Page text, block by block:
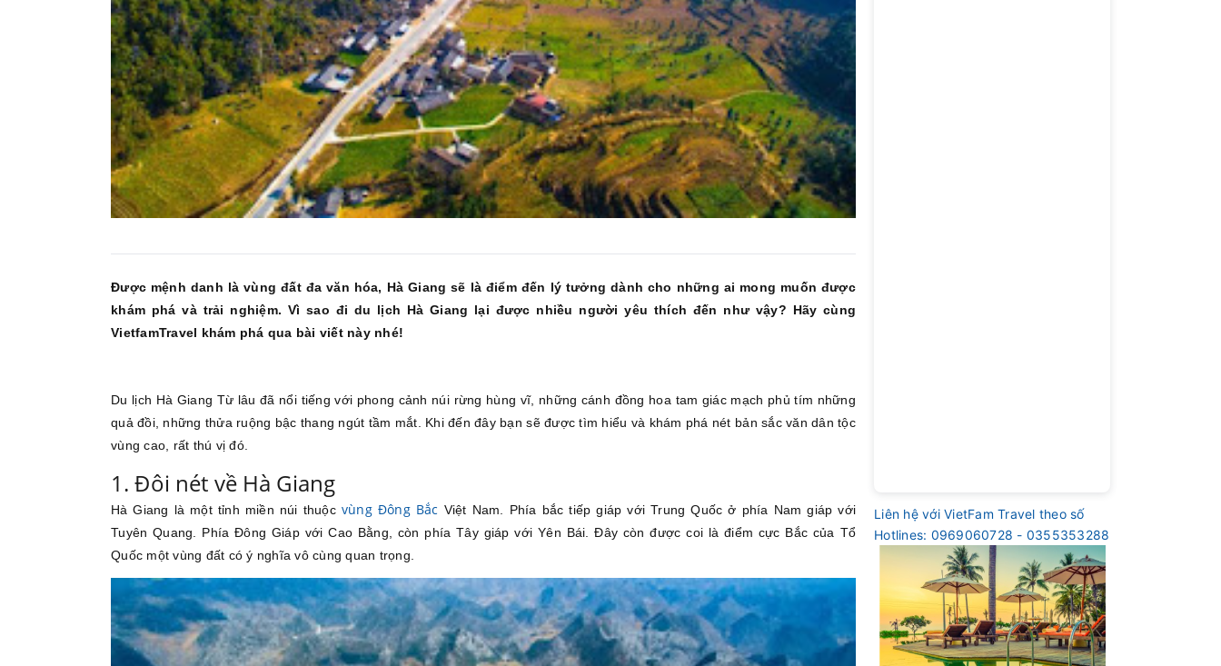
Được mệnh danh là vùng đất đa văn hóa, Hà Giang sẽ là điểm đến lý tưởng dành cho những ai mong muốn được
khám phá và trải nghiệm. Vì sao đi du lịch Hà Giang lại được nhiều người yêu thích đến như vậy? Hãy cùng
VietfamTravel khám phá qua bài viết này nhé!
Du lịch Hà Giang Từ lâu đã nổi tiếng với phong cảnh núi rừng hùng vĩ, những cánh đồng hoa tam giác mạch phủ tím những
quả đồi, những thửa ruộng bậc thang ngút tầm mắt. Khi đến đây bạn sẽ được tìm hiểu và khám phá nét bản sắc văn dân tộc
vùng cao, rất thú vị đó.
1. Đôi nét về Hà Giang
Hà Giang là một tỉnh miền núi thuộc vùng Đông Bắc Việt Nam. Phía bắc tiếp giáp với Trung Quốc ở phía Nam giáp với
Tuyên Quang. Phía Đông Giáp với Cao Bằng, còn phía Tây giáp với Yên Bái. Đây còn được coi là điểm cực Bắc của Tổ
Quốc một vùng đất có ý nghĩa vô cùng quan trọng.
Liên hệ với VietFam Travel theo số
Hotlines: 0969060728 - 0355353288